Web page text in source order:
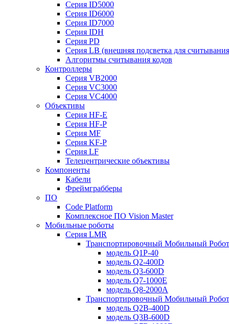
Серия ID5000
Серия ID6000
Серия ID7000
Серия IDH
Серия PD
Серия LB (внешняя подсветка для
Алгоритмы считывания кодов
Контроллеры
Серия VB2000
Серия VC3000
Серия VC4000
Объективы
Серия HF-E
Серия HF-P
Серия MF
Серия KF-P
Серия LF
Телецентрические объективы
Компоненты
Кабели
Фреймграбберы
ПО
Code Platform
Комплексное ПО Vision Master
Мобильные роботы
Серия LMR
Транспортировочный Мобильный
модель Q1P-40
модель Q2-400D
модель Q3-600D
модель Q7-1000E
модель Q8-2000A
Транспортировочный Мобильный
модель Q2B-400D
модель Q3B-600D